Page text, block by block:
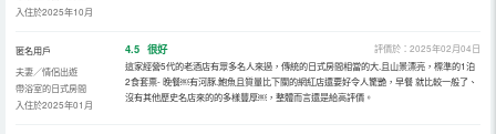
入住於2025年10月
匿名用戶
夫妻／情侶出遊
帶浴室的日式房間
入住於2025年01月
4.5 很好
評價於：2025年02月04日
這家經營5代的老酒店有眾多名人來過，傳統的日式房間相當的大.且山景漂亮，標準的1泊
2食套票- 晚餐￼有河豚.鮑魚且質量比下關的網紅店還要好令人驚艷，早餐 就比較一般了、
沒有其他歷史名店來的的多樣豐厚￼，整體而言還是給高評價。